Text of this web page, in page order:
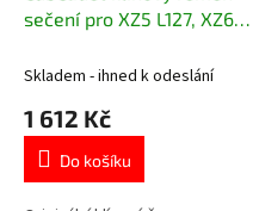
sečení pro XZ5 L127, XZ6
Skladem - ihned k odeslání
1 612 Kč
Do košíku